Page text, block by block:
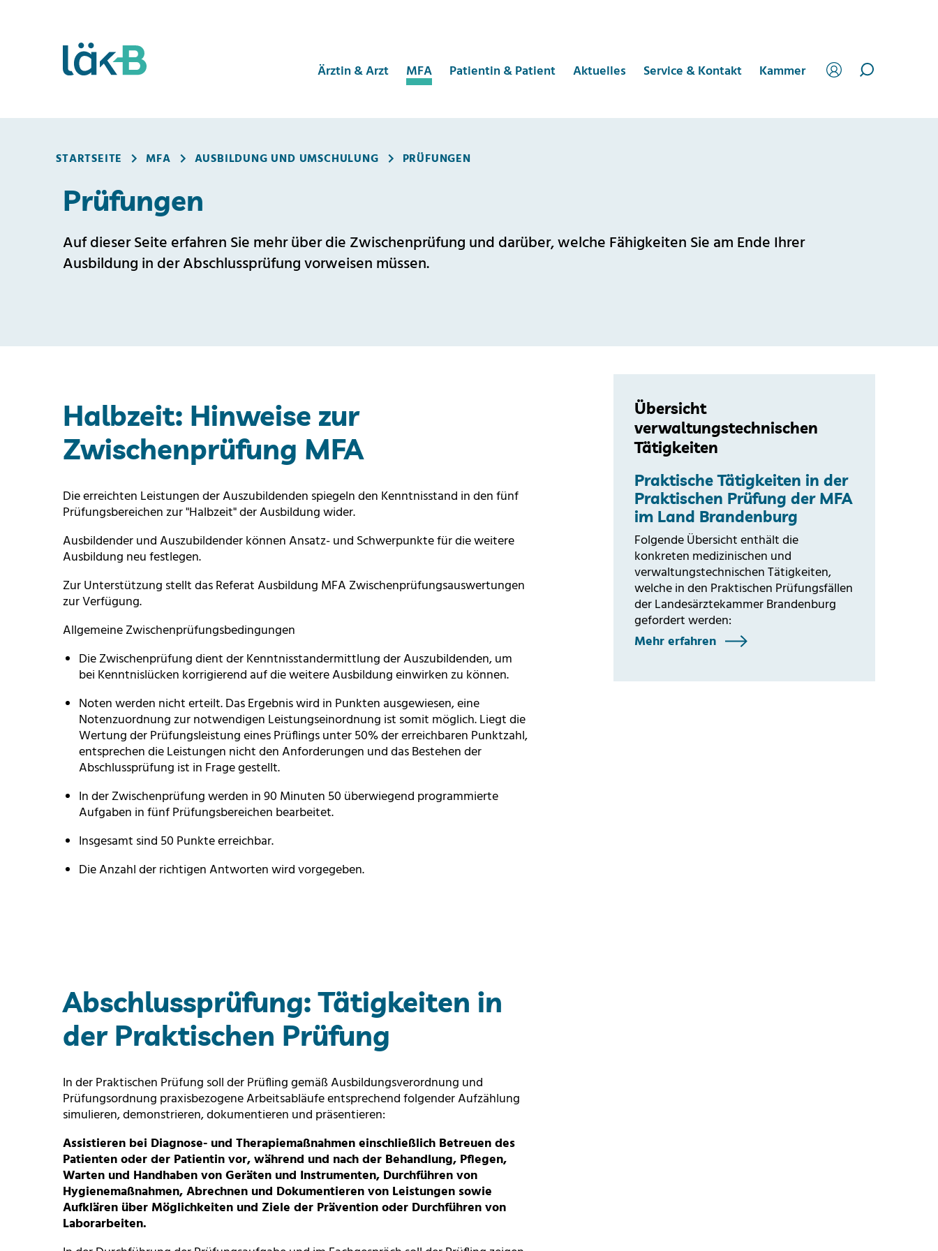
Ärztin & Arzt MFA Patientin & Patient Aktuelles Service & Kontakt Kammer
STARTSEITE MFA AUSBILDUNG UND UMSCHULUNG PRÜFUNGEN
Prüfungen
Auf dieser Seite erfahren Sie mehr über die Zwischenprüfung und darüber, welche Fähigkeiten Sie am Ende Ihrer
Ausbildung in der Abschlussprüfung vorweisen müssen.
Halbzeit: Hinweise zur
Zwischenprüfung MFA
Die erreichten Leistungen der Auszubildenden spiegeln den Kenntnisstand in den fünf
Prüfungsbereichen zur "Halbzeit" der Ausbildung wider.
Ausbildender und Auszubildender können Ansatz- und Schwerpunkte für die weitere
Ausbildung neu festlegen.
Zur Unterstützung stellt das Referat Ausbildung MFA Zwischenprüfungsauswertungen
zur Verfügung.
Allgemeine Zwischenprüfungsbedingungen
Die Zwischenprüfung dient der Kenntnisstandermittlung der Auszubildenden, um
bei Kenntnislücken korrigierend auf die weitere Ausbildung einwirken zu können.
Noten werden nicht erteilt. Das Ergebnis wird in Punkten ausgewiesen, eine
Notenzuordnung zur notwendigen Leistungseinordnung ist somit möglich. Liegt die
Wertung der Prüfungsleistung eines Prüflings unter 50% der erreichbaren Punktzahl,
entsprechen die Leistungen nicht den Anforderungen und das Bestehen der
Abschlussprüfung ist in Frage gestellt.
In der Zwischenprüfung werden in 90 Minuten 50 überwiegend programmierte
Aufgaben in fünf Prüfungsbereichen bearbeitet.
Insgesamt sind 50 Punkte erreichbar.
Die Anzahl der richtigen Antworten wird vorgegeben.
Abschlussprüfung: Tätigkeiten in
der Praktischen Prüfung
In der Praktischen Prüfung soll der Prüfling gemäß Ausbildungsverordnung und
Prüfungsordnung praxisbezogene Arbeitsabläufe entsprechend folgender Aufzählung
simulieren, demonstrieren, dokumentieren und präsentieren:
Assistieren bei Diagnose- und Therapiemaßnahmen einschließlich Betreuen des
Patienten oder der Patientin vor, während und nach der Behandlung, Pflegen,
Warten und Handhaben von Geräten und Instrumenten, Durchführen von
Hygienemaßnahmen, Abrechnen und Dokumentieren von Leistungen sowie
Aufklären über Möglichkeiten und Ziele der Prävention oder Durchführen von
Laborarbeiten.
Übersicht
verwaltungstechnischen
Tätigkeiten
Praktische Tätigkeiten in der
Praktischen Prüfung der MFA
im Land Brandenburg
Folgende Übersicht enthält die
konkreten medizinischen und
verwaltungstechnischen Tätigkeiten,
welche in den Praktischen Prüfungsfällen
der Landesärztekammer Brandenburg
gefordert werden:
Mehr erfahren